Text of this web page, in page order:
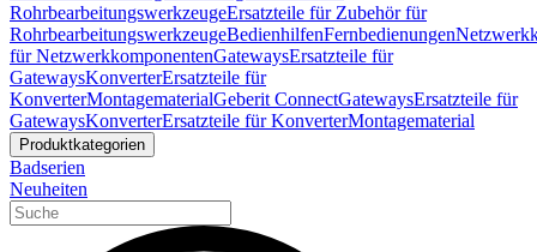
RohrbearbeitungswerkzeugeErsatzteile für Zubehör für
RohrbearbeitungswerkzeugeBedienhilfenFernbedienungen
für NetzwerkkomponentenGatewaysErsatzteile für
GatewaysKonverterErsatzteile für
KonverterMontagematerialGeberit ConnectGatewaysErsatzteile für
GatewaysKonverterErsatzteile für KonverterMontagematerial
Produktkategorien
Badserien
Neuheiten